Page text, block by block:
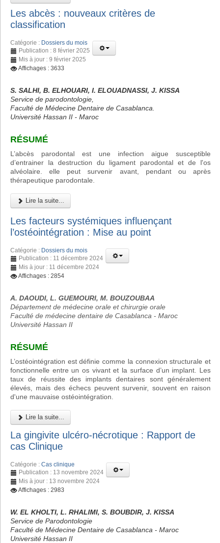
Les abcès : nouveaux critères de
classification
Catégorie : Dossiers du mois
Publication : 8 février 2025
Mis à jour : 9 février 2025
Affichages : 3633
S. SALHI, B. ELHOUARI, I. ELOUADNASSI, J. KISSA
Service de parodontologie,
Faculté de Médecine Dentaire de Casablanca.
Université Hassan II - Maroc
RÉSUMÉ
L’abcès parodontal est une infection aigue susceptible
d’entrainer la destruction du ligament parodontal et de l'os
alvéolaire. elle peut survenir avant, pendant ou après
thérapeutique parodontale.
Lire la suite...
Les facteurs systémiques influençant
l’ostéointégration : Mise au point
Catégorie : Dossiers du mois
Publication : 11 décembre 2024
Mis à jour : 11 décembre 2024
Affichages : 2854
A. DAOUDI, L. GUEMOURI, M. BOUZOUBAA
Département de médecine orale et chirurgie orale
Faculté de médecine dentaire de Casablanca - Maroc
Université Hassan II
RÉSUMÉ
L’ostéointégration est définie comme la connexion structurale et
fonctionnelle entre un os vivant et la surface d’un implant. Les
taux de réussite des implants dentaires sont généralement
élevés, mais des échecs peuvent survenir, souvent en raison
d'une mauvaise ostéointégration.
Lire la suite...
La gingivite ulcéro-nécrotique : Rapport de
cas Clinique
Catégorie : Cas clinique
Publication : 13 novembre 2024
Mis à jour : 13 novembre 2024
Affichages : 2983
W. EL KHOLTI, L. RHALIMI, S. BOUBDIR, J. KISSA
Service de Parodontologie
Faculté de Médecine Dentaire de Casablanca - Maroc
Université Hassan II